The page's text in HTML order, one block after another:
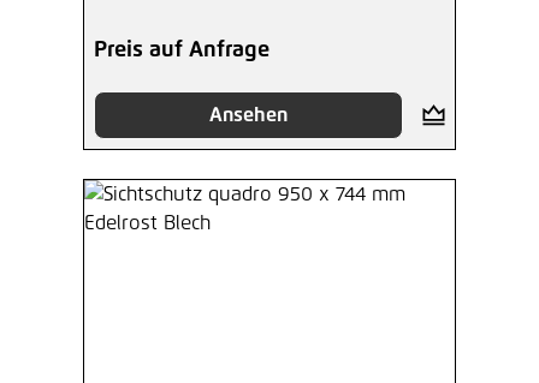
Preis auf Anfrage
Ansehen